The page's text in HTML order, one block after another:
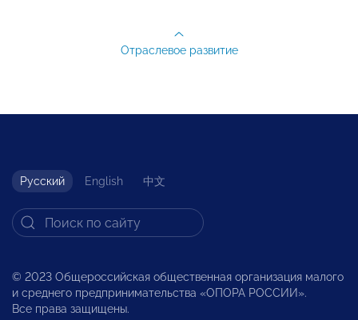
Отраслевое развитие
Русский English 中文
© 2023 Общероссийская общественная организация малого
и среднего предпринимательства «ОПОРА РОССИИ».
Все права защищены.